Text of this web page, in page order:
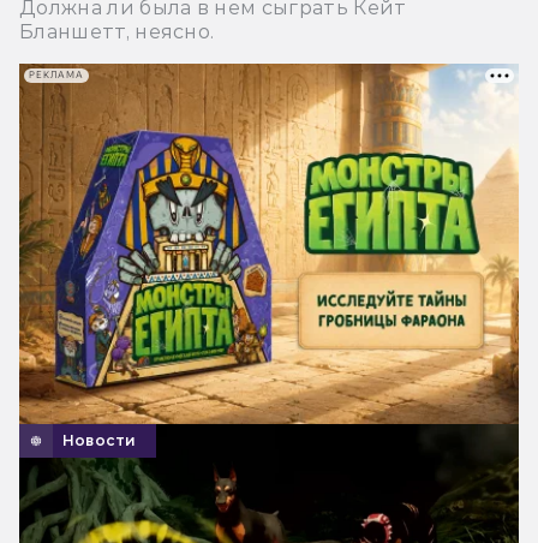
Должна ли была в нем сыграть Кейт
Бланшетт, неясно.
Новости
РЕКЛАМА